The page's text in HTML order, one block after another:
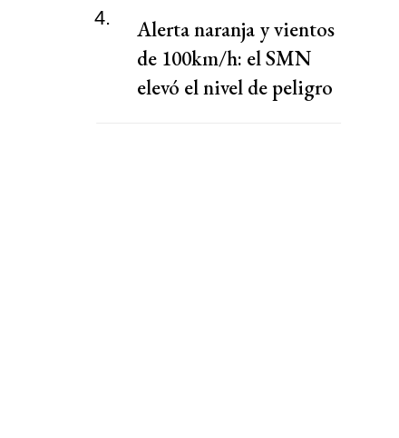
4.
Alerta naranja y vientos
de 100km/h: el SMN
elevó el nivel de peligro